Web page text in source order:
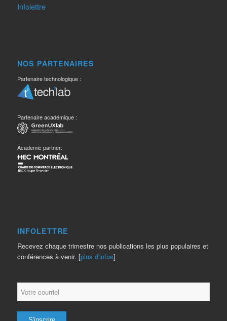
Infolettre
NOS PARTENAIRES
Partenaire technologique :
Partenaire académique :
Academic partner:
INFOLETTRE
Recevez chaque trimestre nos publications les plus populaires et
conférences à venir. [plus d'infos]